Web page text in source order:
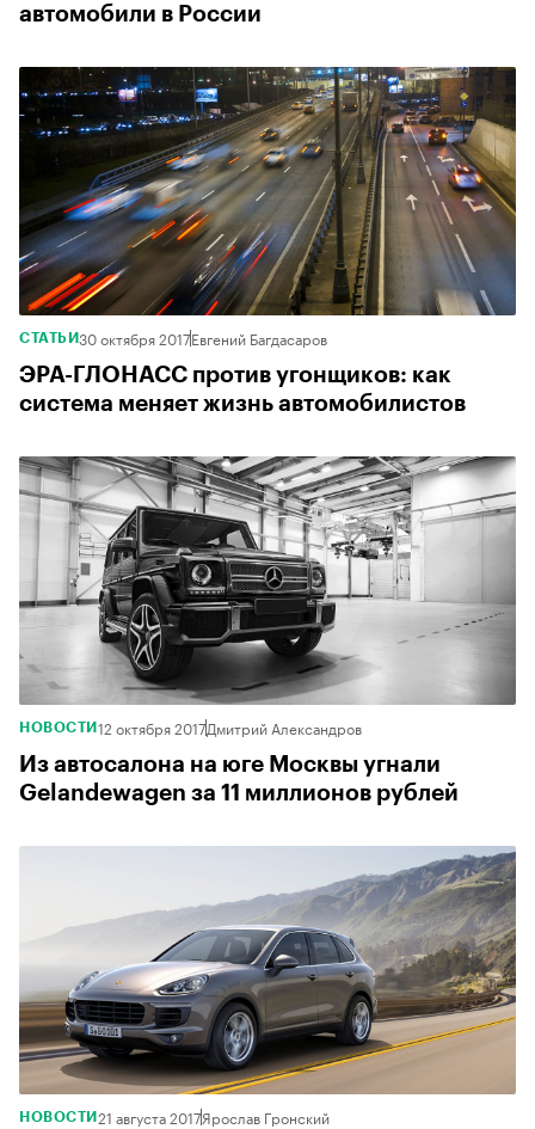
автомобили в России
СТАТЬИ30 октября 2017Евгений Багдасаров
ЭРА-ГЛОНАСС против угонщиков: как
система меняет жизнь автомобилистов
НОВОСТИ 12 октября 2017Дмитрий Александров
Из автосалона на юге Москвы угнали
Gelandewagen за 11 миллионов рублей
НОВОСТИ 21 августа 2017Ярослав Гронский